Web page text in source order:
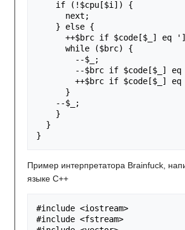
if
( ! $cpu [$i ])
{
next ;
}
else {
++$brc if $code [$_ ] eq
while
($brc)
{
--$_
;
--$brc if $code [$_ ] eq
++$brc if $code [$_ ] eq
}
--$_
;
}
}
}
Пример интерпретатора Brainfuck,
языке C++
#include <iostream>
#include <fstream>